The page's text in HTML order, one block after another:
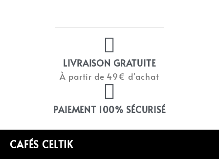
LIVRAISON GRATUITE
À partir de 49€ d'achat
PAIEMENT 100% SÉCURISÉ
CAFÉS CELTIK